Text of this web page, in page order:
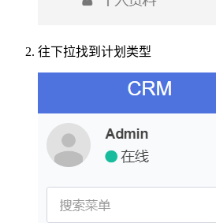
往下拉找到计划类型